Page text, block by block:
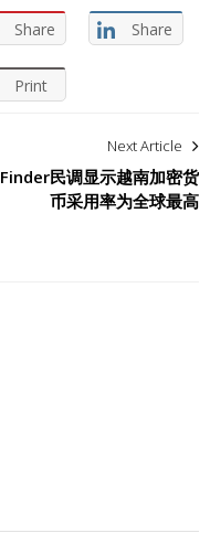
Share Share
Print
Next Article
Finder民调显示越南加密货
币采用率为全球最高